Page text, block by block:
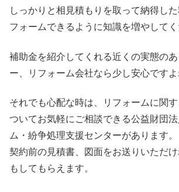
しっかりと相見積もりを取って納得し
フォームできるように知識を増やしてく
補助金を紹介してくれる近くの実態の
ー、リフォーム会社なら少し安心ですよ
それでも心配な時は、リフォームに関
ついてお気軽にご相談できる公益財団
ム・紛争処理支援センターがあります。
契約前の見積書、図面をお送りいただ
もしてもらえます。